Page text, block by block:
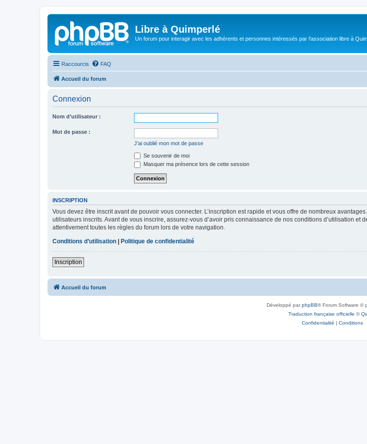
Libre à Quimperlé
Un forum pour interagir avec les adhérents et personnes intéressés par l'association libre à
Raccourcis FAQ
Accueil du forum
Connexion
Nom d’utilisateur :
Mot de passe :
J’ai oublié mon mot de passe
Se souvenir de moi
Masquer ma présence lors de cette session
INSCRIPTION
Vous devez être inscrit avant de pouvoir vous connecter. L’inscription est rapide et vous offre de nombreux
utilisateurs inscrits. Avant de vous inscrire, assurez-vous d’avoir pris connaissance de nos conditions d’utilisation
attentivement toutes les règles du forum lors de votre navigation.
Conditions d’utilisation
Politique de confidentialité
Inscription
Accueil du forum
Développé parphpBB® Forum Software ©
Traduction française officielle ©
Confidentialité | Conditions